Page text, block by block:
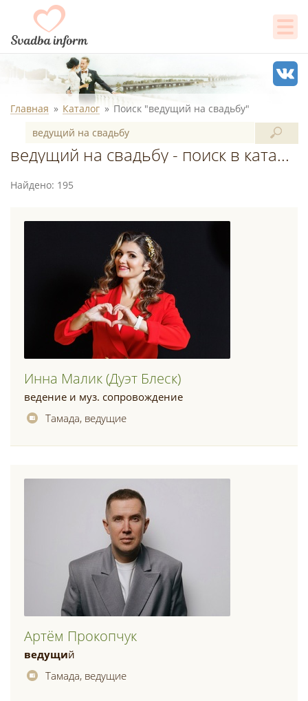
Главная Каталог Поиск "ведущий на свадьбу"
ведущий на свадьбу - поиск в каталоге
Найдено: 195
Инна Малик (дуэт Блеск)
ведение и муз. сопровождение
Тамада, ведущие
Артём Прокопчук
ведущий
Тамада, ведущие